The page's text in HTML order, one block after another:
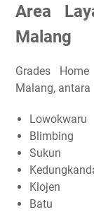
Area
Malang
Grades
Malang, antara
Lowokwaru
Blimbing
Sukun
Klojen
Batu